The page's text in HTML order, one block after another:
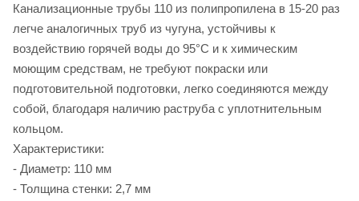
Канализационные трубы 110 из полипропилена в 15-20 раз
легче аналогичных труб из чугуна, устойчивы к
воздействию горячей воды до 95°С и к химическим
моющим средствам, не требуют покраски или
подготовительной подготовки, легко соединяются между
собой, благодаря наличию раструба с уплотнительным
кольцом.
Характеристики:
- Диаметр: 110 мм
- Толщина стенки: 2,7 мм